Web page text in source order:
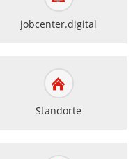
jobcenter.digital
Standorte